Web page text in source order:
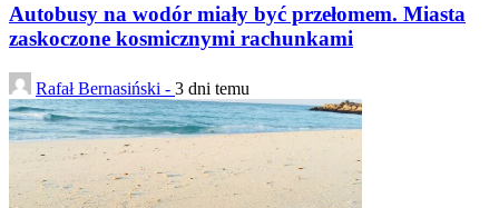
Autobusy na wodór miały być przełomem. Miasta
zaskoczone kosmicznymi rachunkami
Rafał Bernasiński - 3 dni temu